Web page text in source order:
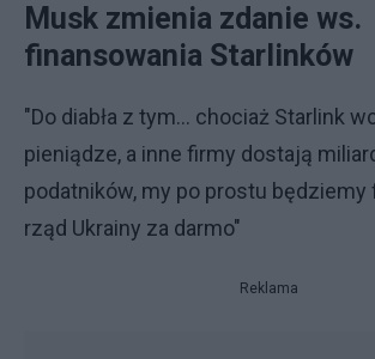
Musk zmienia zdanie ws.
finansowania Starlinków
"Do diabła z tym… chociaż Starlink
pieniądze, a inne firmy dostają
podatników, my po prostu będziemy
rząd Ukrainy za darmo"
Reklama